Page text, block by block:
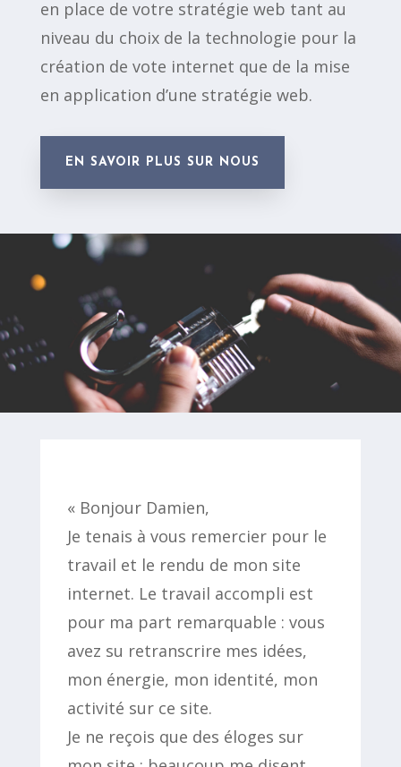
en place de votre stratégie web tant au
niveau du choix de la technologie pour la
création de vote internet que de la mise
en application d’une stratégie web.
EN SAVOIR PLUS SUR NOUS
« Bonjour Damien,
Je tenais à vous remercier pour le
travail et le rendu de mon site
internet. Le travail accompli est
pour ma part remarquable : vous
avez su retranscrire mes idées,
mon énergie, mon identité, mon
activité sur ce site.
Je ne reçois que des éloges sur